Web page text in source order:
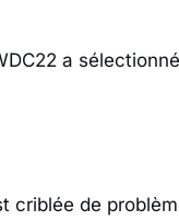
a
criblée de